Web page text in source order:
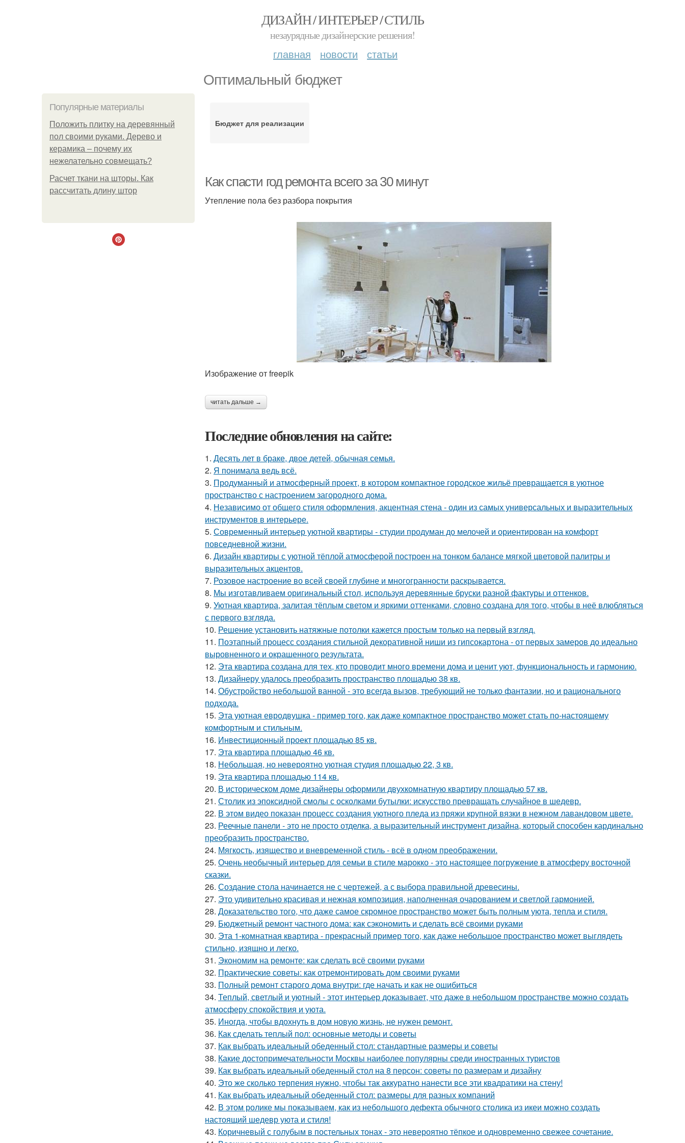
ДИЗАЙН / ИНТЕРЬЕР / СТИЛЬ
незаурядные дизайнерские решения!
главная новости статьи
Оптимальный бюджет
Популярные материалы
Положить плитку на деревянный
пол своими руками. Дерево и
керамика – почему их
нежелательно совмещать?
Расчет ткани на шторы. Как
рассчитать длину штор
Бюджет для реализации
Как спасти год ремонта всего за 30 минут
Утепление пола без разбора покрытия
Изображение от freepik
читать дальше →
Последние обновления на сайте:
1. Десять лет в браке, двое детей, обычная семья.
2. Я понимала ведь всё.
3. Продуманный и атмосферный проект, в котором компактное городское жильё превращается в уютное
пространство с настроением загородного дома.
4. Независимо от общего стиля оформления, акцентная стена - один из самых универсальных и выразительных
инструментов в интерьере.
5. Современный интерьер уютной квартиры - студии продуман до мелочей и ориентирован на комфорт
повседневной жизни.
6. Дизайн квартиры с уютной тёплой атмосферой построен на тонком балансе мягкой цветовой палитры и
выразительных акцентов.
7. Розовое настроение во всей своей глубине и многогранности раскрывается.
8. Мы изготавливаем оригинальный стол, используя деревянные бруски разной фактуры и оттенков.
9. Уютная квартира, залитая тёплым светом и яркими оттенками, словно создана для того, чтобы в неё влюбляться
с первого взгляда.
10. Решение установить натяжные потолки кажется простым только на первый взгляд.
11. Поэтапный процесс создания стильной декоративной ниши из гипсокартона - от первых замеров до идеально
выровненного и окрашенного результата.
12. Эта квартира создана для тех, кто проводит много времени дома и ценит уют, функциональность и гармонию.
13. Дизайнеру удалось преобразить пространство площадью 38 кв.
14. Обустройство небольшой ванной - это всегда вызов, требующий не только фантазии, но и рационального
подхода.
15. Эта уютная евродвушка - пример того, как даже компактное пространство может стать по-настоящему
комфортным и стильным.
16. Инвестиционный проект площадью 85 кв.
17. Эта квартира площадью 46 кв.
18. Небольшая, но невероятно уютная студия площадью 22, 3 кв.
19. Эта квартира площадью 114 кв.
20. В историческом доме дизайнеры оформили двухкомнатную квартиру площадью 57 кв.
21. Столик из эпоксидной смолы с осколками бутылки: искусство превращать случайное в шедевр.
22. В этом видео показан процесс создания уютного пледа из пряжи крупной вязки в нежном лавандовом цвете.
23. Реечные панели - это не просто отделка, а выразительный инструмент дизайна, который способен кардинально
преобразить пространство.
24. Мягкость, изящество и вневременной стиль - всё в одном преображении.
25. Очень необычный интерьер для семьи в стиле марокко - это настоящее погружение в атмосферу восточной
сказки.
26. Создание стола начинается не с чертежей, а с выбора правильной древесины.
27. Это удивительно красивая и нежная композиция, наполненная очарованием и светлой гармонией.
28. Доказательство того, что даже самое скромное пространство может быть полным уюта, тепла и стиля.
29. Бюджетный ремонт частного дома: как сэкономить и сделать всё своими руками
30. Эта 1-комнатная квартира - прекрасный пример того, как даже небольшое пространство может выглядеть
стильно, изящно и легко.
31. Экономим на ремонте: как сделать всё своими руками
32. Практические советы: как отремонтировать дом своими руками
33. Полный ремонт старого дома внутри: где начать и как не ошибиться
34. Теплый, светлый и уютный - этот интерьер доказывает, что даже в небольшом пространстве можно создать
атмосферу спокойствия и уюта.
35. Иногда, чтобы вдохнуть в дом новую жизнь, не нужен ремонт.
36. Как сделать теплый пол: основные методы и советы
37. Как выбрать идеальный обеденный стол: стандартные размеры и советы
38. Какие достопримечательности Москвы наиболее популярны среди иностранных туристов
39. Как выбрать идеальный обеденный стол на 8 персон: советы по размерам и дизайну
40. Это же сколько терпения нужно, чтобы так аккуратно нанести все эти квадратики на стену!
41. Как выбрать идеальный обеденный стол: размеры для разных компаний
42. В этом ролике мы показываем, как из небольшого дефекта обычного столика из икеи можно создать
настоящий шедевр уюта и стиля!
43. Коричневый с голубым в постельных тонах - это невероятно тёпкое и одновременно свежее сочетание.